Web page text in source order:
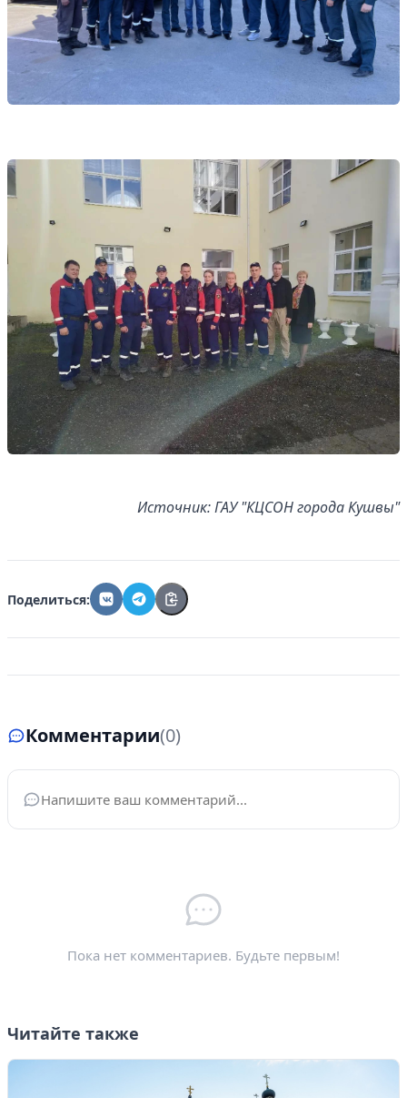
Источник: ГАУ "КЦСОН города Кушвы"
Поделиться:
Комментарии(0)
Ваше имя*
Пока нет комментариев. Будьте первым!
Читайте также